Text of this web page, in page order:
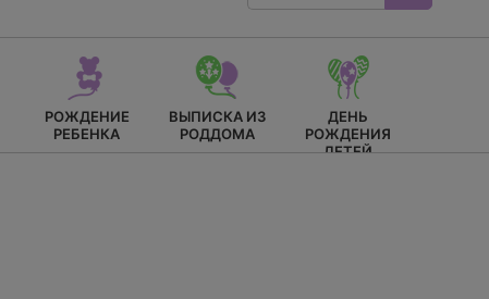
РОЖДЕНИЕ
РЕБЕНКА
ВЫПИСКА ИЗ
РОДДОМА
ДЕНЬ
РОЖДЕНИЯ
ДЕТЕЙ